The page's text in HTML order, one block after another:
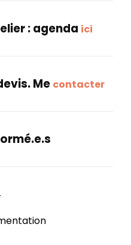
: agenda ici
Me contacter